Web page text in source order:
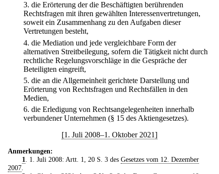
3. die Erörterung der die Beschäftigten berührenden
Rechtsfragen mit ihren gewählten Interessenvertretungen,
soweit ein Zusammenhang zu den Aufgaben dieser
Vertretungen besteht,
4. die Mediation und jede vergleichbare Form der
alternativen Streitbeilegung, sofern die Tätigkeit nicht durch
rechtliche Regelungsvorschläge in die Gespräche der
Beteiligten eingreift,
5. die an die Allgemeinheit gerichtete Darstellung und
Erörterung von Rechtsfragen und Rechtsfällen in den
Medien,
6. die Erledigung von Rechtsangelegenheiten innerhalb
verbundener Unternehmen (§ 15 des Aktiengesetzes).
[1. Juli 2008–1. Oktober 2021]
Anmerkungen:
1
. 1. Juli 2008: Artt. 1, 20 S. 3 des Gesetzes vom 12. Dezember
2007